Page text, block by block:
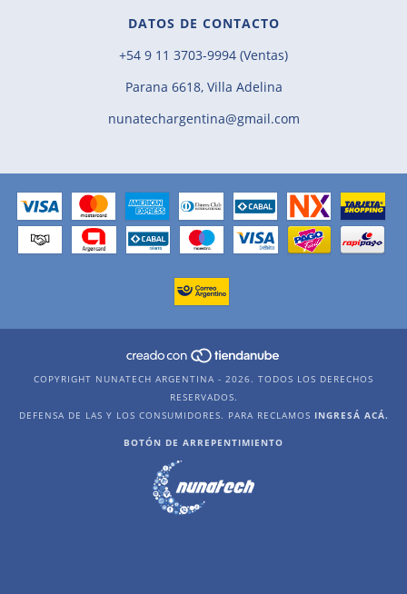
DATOS DE CONTACTO
+54 9 11 3703-9994 (Ventas)
Parana 6618, Villa Adelina
nunatechargentina@gmail.com
COPYRIGHT NUNATECH ARGENTINA - 2026. TODOS LOS DERECHOS
RESERVADOS.
DEFENSA DE LAS Y LOS CONSUMIDORES. PARA RECLAMOS INGRESÁ ACÁ.
BOTÓN DE ARREPENTIMIENTO